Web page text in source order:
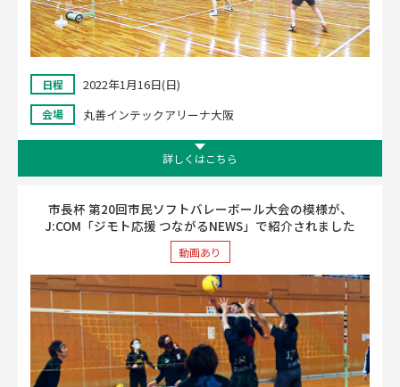
日程 2022年1月16日(日)
会場 丸善インテックアリーナ大阪
詳しくはこちら
市長杯 第20回市民ソフトバレーボール大会の模様が、
J:COM「ジモト応援 つながるNEWS」で紹介されました
動画あり